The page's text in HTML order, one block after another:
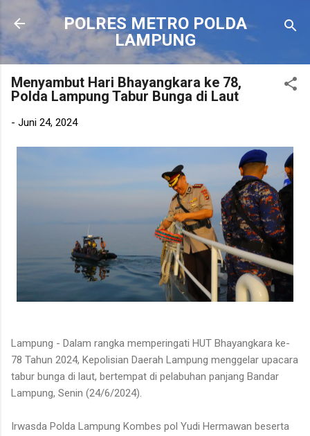
Langsung ke konten utama
POLRES METRO POLDA
LAMPUNG
Menyambut Hari Bhayangkara ke 78,
Polda Lampung Tabur Bunga di Laut
- Juni 24, 2024
Lampung - Dalam rangka memperingati HUT Bhayangkara ke-
78 Tahun 2024, Kepolisian Daerah Lampung menggelar upacara
tabur bunga di laut, bertempat di pelabuhan panjang Bandar
Lampung, Senin (24/6/2024).
Irwasda Polda Lampung Kombes pol Yudi Hermawan beserta